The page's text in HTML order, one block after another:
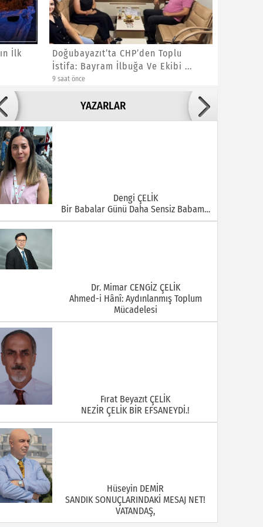
İlk
Doğubayazıt’ta CHP’den Toplu
İstifa: Bayram İlbuğa Ve Ekibi ...
9 saat önce
YAZARLAR
Bu Şehrin Ortasında Çürüyen Bir Yapı Var
Dengi ÇELİK
Bir Babalar Günü Daha Sensiz Babam…
Dr. Mimar CENGİZ ÇELİK
Ahmed-i Hânî: Aydınlanmış Toplum
Mücadelesi
Fırat Beyazıt ÇELİK
NEZİR ÇELİK BİR EFSANEYDİ.!
Hüseyin DEMİR
SANDIK SONUÇLARINDAKİ MESAJ NET!
VATANDAŞ,